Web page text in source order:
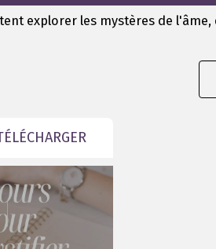
explorer les mystères de l'âme,